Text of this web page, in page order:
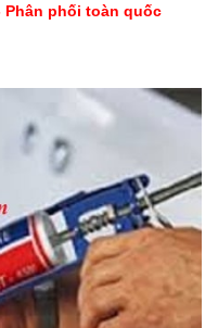
Phân phối toàn quốc